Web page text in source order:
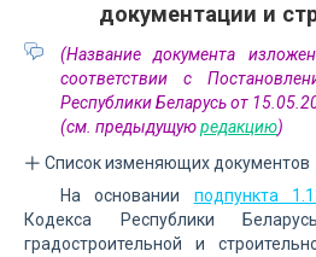
документации и
(Название документа
соответствии с
Республики Беларусь от
(см. предыдущуюредакцию)
Список изменяющих документов
На основании подпункта
Кодекса Республики
градостроительной и